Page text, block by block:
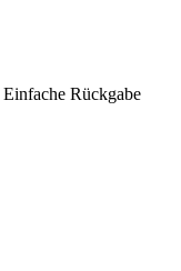
Einfache Rückgabe